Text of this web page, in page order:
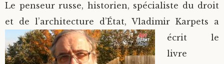
Le penseur russe, historien, spécialiste du droit
et de l’architecture d’État, Vladimir Karpets a
écrit le
livre